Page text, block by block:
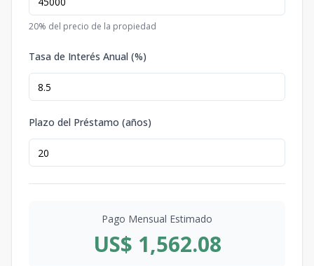
20% del precio de la propiedad
Tasa de Interés Anual (%)
Plazo del Préstamo (años)
Pago Mensual Estimado
US$ 1,562.08